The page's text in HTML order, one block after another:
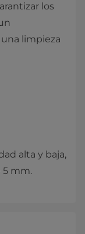
los
limpieza
alta y baja,
5 mm.